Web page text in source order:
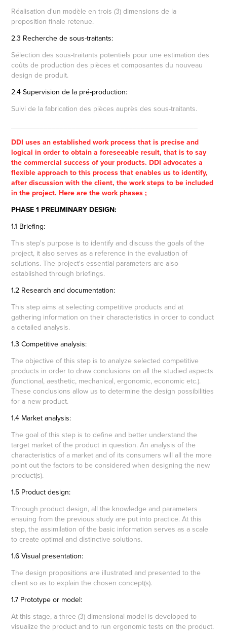
Réalisation d'un modèle en trois (3) dimensions de la
proposition finale retenue.
2.3 Recherche de sous-traitants:
Sélection des sous-traitants potentiels pour une estimation des
coûts de production des pièces et composantes du nouveau
design de produit.
2.4 Supervision de la pré-production:
Suivi de la fabrication des pièces auprès des sous-traitants.
DDI uses an established work process that is precise and
logical in order to obtain a foreseeable result, that is to say
the commercial success of your products. DDI advocates a
flexible approach to this process that enables us to identify,
after discussion with the client, the work steps to be included
in the project. Here are the work phases ;
PHASE 1 PRELIMINARY DESIGN:
1.1 Briefing:
This step's purpose is to identify and discuss the goals of the
project, it also serves as a reference in the evaluation of
solutions. The project's essential parameters are also
established through briefings.
1.2 Research and documentation:
This step aims at selecting competitive products and at
gathering information on their characteristics in order to conduct
a detailed analysis.
1.3 Competitive analysis:
The objective of this step is to analyze selected competitive
products in order to draw conclusions on all the studied aspects
(functional, aesthetic, mechanical, ergonomic, economic etc.).
These conclusions allow us to determine the design possibilities
for a new product.
1.4 Market analysis:
The goal of this step is to define and better understand the
target market of the product in question. An analysis of the
characteristics of a market and of its consumers will all the more
point out the factors to be considered when designing the new
product(s).
1.5 Product design:
Through product design, all the knowledge and parameters
ensuing from the previous study are put into practice. At this
step, the assimilation of the basic information serves as a scale
to create optimal and distinctive solutions.
1.6 Visual presentation:
The design propositions are illustrated and presented to the
client so as to explain the chosen concept(s).
1.7 Prototype or model:
At this stage, a three (3) dimensional model is developed to
visualize the product and to run ergonomic tests on the product.